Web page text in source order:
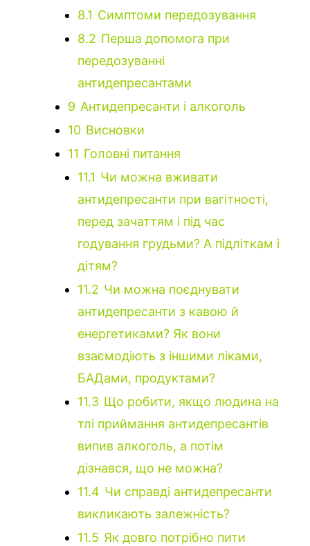
8.1 Симптоми передозування
8.2 Перша допомога при
передозуванні
антидепресантами
9 Антидепресанти і алкоголь
10 Висновки
11 Головні питання
11.1 Чи можна вживати
антидепресанти при вагітності,
перед зачаттям і під час
годування грудьми? А підліткам і
дітям?
11.2 Чи можна поєднувати
антидепресанти з кавою й
енергетиками? Як вони
взаємодіють з іншими ліками,
БАДами, продуктами?
11.3 Що робити, якщо людина на
тлі приймання антидепресантів
випив алкоголь, а потім
дізнався, що не можна?
11.4 Чи справді антидепресанти
викликають залежність?
11.5 Як довго потрібно пити